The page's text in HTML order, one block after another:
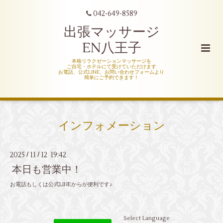
042-649-8589
出張マッサージ
EN八王子
本格リラクゼーションマッサージを
ご自宅・ホテルにて受けていただけます
お電話、公式LINE、お問い合わせフォームより
簡単にご予約できます！
インフォメーション
2025 / 11 / 12 19:42
本日も営業中！
お電話もしくは公式LINEからが便利です♪
Select Language